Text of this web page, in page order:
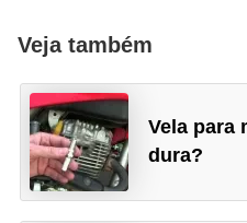
Veja também
Vela para
dura?